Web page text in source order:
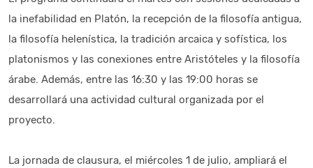
la inefabilidad en Platón, la recepción de la filosofía antigua,
la filosofía helenística, la tradición arcaica y sofística, los
platonismos y las conexiones entre Aristóteles y la filosofía
árabe. Además, entre las 16:30 y las 19:00 horas se
desarrollará una actividad cultural organizada por el
proyecto.
La jornada de clausura, el miércoles 1 de julio, ampliará el